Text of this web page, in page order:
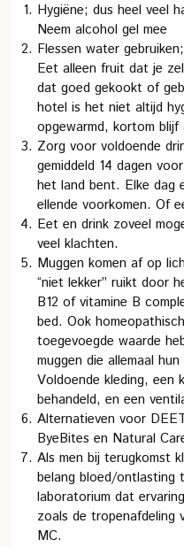
Hygiëne; dus heel veel
Neem alcohol gel mee
Flessen water
Eet alleen fruit dat je
dat goed gekookt of
hotel is het niet altijd
opgewarmd, kortom blijf
Zorg voor voldoende
gemiddeld 14 dagen
het land bent. Elke dag
ellende voorkomen. Of
Eet en drink zoveel
veel klachten.
Muggen komen af op
“niet lekker” ruikt door
B12 of vitamine B
bed. Ook
toegevoegde waarde
muggen die allemaal
Voldoende kleding, een
behandeld, en een
Alternatieven voor
ByeBites en Natural
Als men bij terugkomst
belang bloed/ontlasting
laboratorium dat
zoals de tropenafdeling
MC.